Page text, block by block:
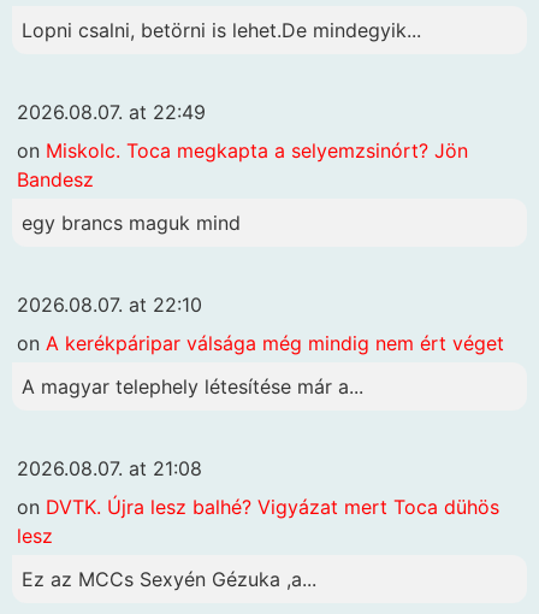
Lopni csalni, betörni is lehet.De mindegyik...
2026.08.07. at 22:49
on Miskolc. Toca megkapta a selyemzsinórt? Jön
Bandesz
egy brancs maguk mind
2026.08.07. at 22:10
on A kerékpáripar válsága még mindig nem ért véget
A magyar telephely létesítése már a...
2026.08.07. at 21:08
on DVTK. Újra lesz balhé? Vigyázat mert Toca dühös
lesz
Ez az MCCs Sexyén Gézuka ,a...